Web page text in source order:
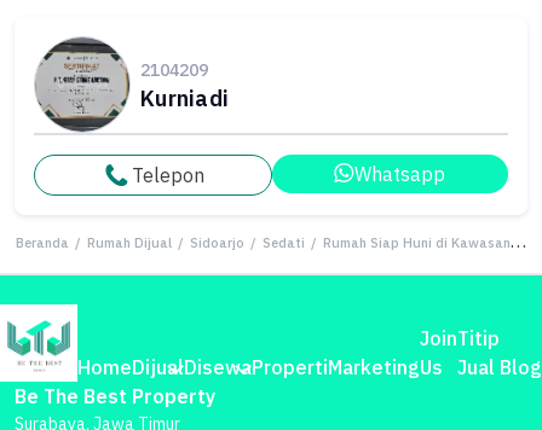
2104209
Kurniadi
Telepon Whatsapp
Beranda / Rumah Dijual / Sidoarjo / Sedati / Rumah Siap Huni di Kawasan Sedati, Sidoarjo, LT 124m²
HomeDijualDisewaPropertiMarketing
Join
Us
Titip
Jual Blog
Be The Best Property
Surabaya, Jawa Timur